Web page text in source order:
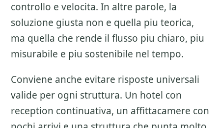
controllo e velocita. In altre parole, la
soluzione giusta non e quella piu teorica,
ma quella che rende il flusso piu chiaro, piu
misurabile e piu sostenibile nel tempo.
Conviene anche evitare risposte universali
valide per ogni struttura. Un hotel con
reception continuativa, un affittacamere con